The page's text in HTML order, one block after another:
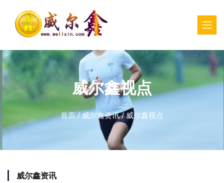
威尔鑫视点
首页/威尔鑫资讯/威尔鑫视点
威尔鑫资讯